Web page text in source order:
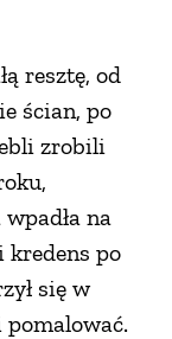
resztę, od
ścian, po
zrobili
na
kredens po
się w
pomalować.